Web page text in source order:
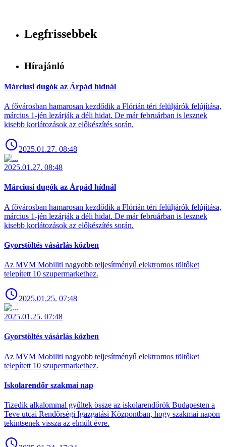
Legfrissebbek
Hírajánló
Márciusi dugók az Árpád hídnál
A fővárosban hamarosan kezdődik a Flórián téri felüljárók felújítása,
március 1-jén lezárják a déli hidat. De már februárban is lesznek
kisebb korlátozások az előkészítés során.
2025.01.27. 08:48
2025.01.27. 08:48
Márciusi dugók az Árpád hídnál
A fővárosban hamarosan kezdődik a Flórián téri felüljárók felújítása,
március 1-jén lezárják a déli hidat. De már februárban is lesznek
kisebb korlátozások az előkészítés során.
Gyorstöltés vásárlás közben
Az MVM Mobiliti nagyobb teljesítményű elektromos töltőket
telepített 10 szupermarkethez.
2025.01.25. 07:48
2025.01.25. 07:48
Gyorstöltés vásárlás közben
Az MVM Mobiliti nagyobb teljesítményű elektromos töltőket
telepített 10 szupermarkethez.
Iskolarendőr szakmai nap
Tizedik alkalommal gyűltek össze az iskolarendőrök Budapesten a
Teve utcai Rendőrségi Igazgatási Központban, hogy szakmai napon
tekintsenek vissza az elmúlt évre.